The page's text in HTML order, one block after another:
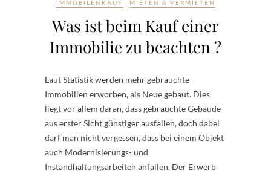
IMMOBILENKAUF MIETEN & VERMIETEN
Was ist beim Kauf einer
Immobilie zu beachten ?
Laut Statistik werden mehr gebrauchte
Immobilien erworben, als Neue gebaut. Dies
liegt vor allem daran, dass gebrauchte Gebäude
aus erster Sicht günstiger ausfallen, doch dabei
darf man nicht vergessen, dass bei einem Objekt
auch Modernisierungs- und
Instandhaltungsarbeiten anfallen. Der Erwerb